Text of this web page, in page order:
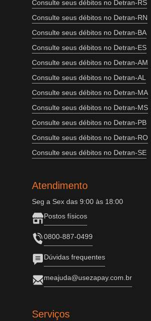
Consulte seus débitos no Detran-RS
Consulte seus débitos no Detran-RN
Consulte seus débitos no Detran-BA
Consulte seus débitos no Detran-ES
Consulte seus débitos no Detran-AM
Consulte seus débitos no Detran-AL
Consulte seus débitos no Detran-MA
Consulte seus débitos no Detran-MS
Consulte seus débitos no Detran-PB
Consulte seus débitos no Detran-RO
Consulte seus débitos no Detran-SE
Atendimento
Seg a Sex das 9:00 às 18:00
Postos físicos
0800-887-0499
Dúvidas frequentes
meajuda@usezapay.com.br
Serviços